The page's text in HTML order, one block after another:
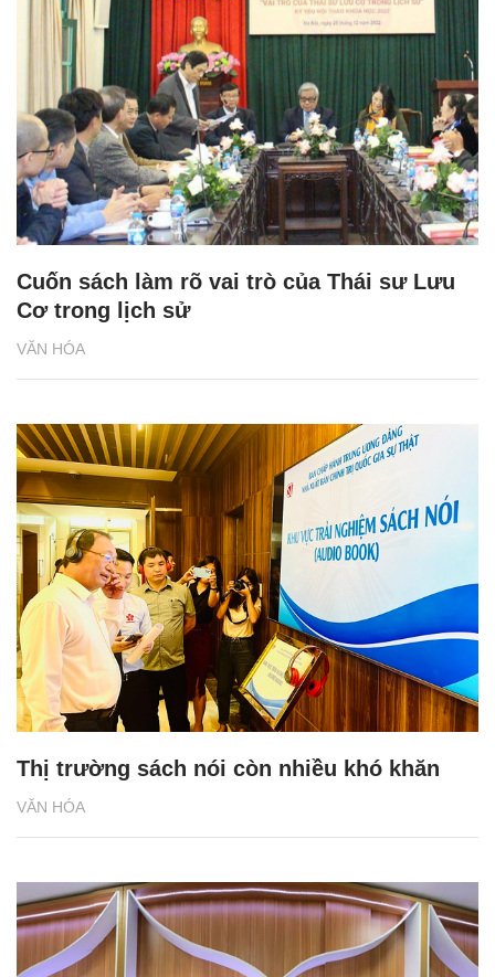
VĂN HÓA
Cuốn sách làm rõ vai trò của Thái sư Lưu
Cơ trong lịch sử
VĂN HÓA
Thị trường sách nói còn nhiều khó khăn